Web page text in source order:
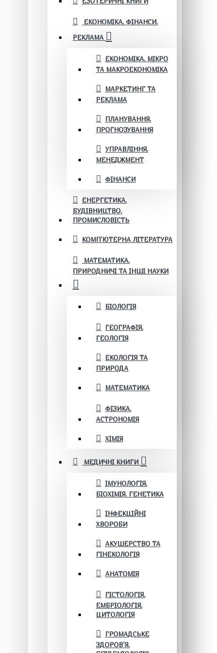
ЕКОНОМІКА. ФІНАНСИ.
РЕКЛАМА
ЕКОНОМІКА. МІКРО
ТА МАКРОЕКОНОМІКА
МАРКЕТИНГ ТА
РЕКЛАМА
ПЛАНУВАННЯ.
ПРОГНОЗУВАННЯ
УПРАВЛІННЯ.
МЕНЕДЖМЕНТ
ФІНАНСИ
ЕНЕРГЕТИКА.
БУДІВНИЦТВО.
ПРОМИСЛОВІСТЬ
КОМП'ЮТЕРНА ЛІТЕРАТУРА
МАТЕМАТИКА.
ПРИРОДНИЧІ ТА ІНШІ НАУКИ
БІОЛОГІЯ
ГЕОГРАФІЯ.
ГЕОЛОГІЯ
ЕКОЛОГІЯ ТА
ПРИРОДА
МАТЕМАТИКА
ФІЗИКА.
АСТРОНОМІЯ
ХІМІЯ
МЕДИЧНІ КНИГИ
ІМУНОЛОГІЯ.
БІОХІМІЯ. ГЕНЕТИКА
ІНФЕКЦІЙНІ
ХВОРОБИ
АКУШЕРСТВО ТА
ГІНЕКОЛОГІЯ
АНАТОМІЯ
ГІСТОЛОГІЯ.
ЕМБРІОЛОГІЯ.
ЦИТОЛОГІЯ
ГРОМАДСЬКЕ
ЗДОРОВ’Я.